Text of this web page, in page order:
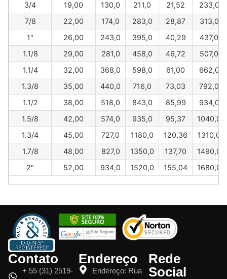
3/4
19,00 130,0 211,0 21,52
233,0
7/8
22,00 174,0 283,0 28,87
313,0
1"
26,00 243,0 395,0 40,29
437,0
1.1/8
29,00 281,0 458,0 46,72
507,0
1.1/4
32,00 368,0 598,0 61,00
662,0
1.3/8
35,00 440,0 716,0 73,03
792,0
1.1/2
38,00 518,0 843,0 85,99
934,0
1.5/8
42,00 574,0 935,0 95,37
1040,0
1.3/4
45,00 727,0 1180,0 120,36
1310,0
1.7/8
48,00 827,0 1350,0 137,70
1490,0
2"
52,00 934,0 1520,0 155,04 1680,0
Contato
+ 55 (31) 2519-
Endereço
Endereço: Rua
Rede
Social